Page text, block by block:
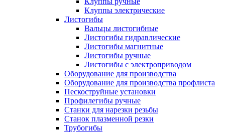
Клуппы электрические
Листогибы
Вальцы листогибные
Листогибы гидравлические
Листогибы магнитные
Листогибы ручные
Листогибы с электроприводом
Оборудование для производства
Оборудование для производства профлиста
Пескоструйные установки
Профилегибы ручные
Станки для нарезки резьбы
Станок плазменной резки
Трубогибы